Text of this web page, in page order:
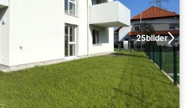
25bilder